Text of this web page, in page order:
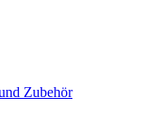
Zubehör